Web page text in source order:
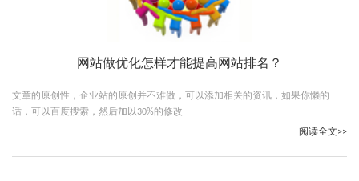
网站做优化怎样才能提高网站排名？
文章的原创性，企业站的原创并不难做，可以添加相关的资讯，如果你懒的
话，可以百度搜索，然后加以30%的修改
阅读全文>>